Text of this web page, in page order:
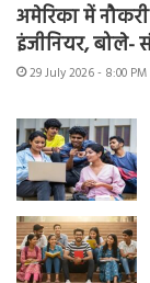
अमेरिका में
इंजीनियर, बोले-
29 July 2026 - 8:00 PM